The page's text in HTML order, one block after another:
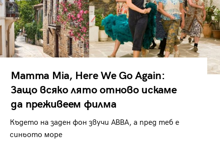
Mamma Mia, Here We Go Again:
Защо всяко лято отново искаме
да преживеем филма
Където на заден фон звучи ABBA, а пред теб е
синьото море